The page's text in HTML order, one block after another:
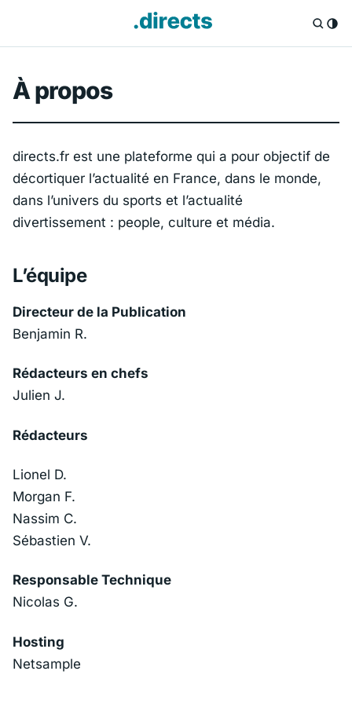
À propos
directs.fr est une plateforme qui a pour objectif de
décortiquer l’actualité en France, dans le monde,
dans l’univers du sports et l’actualité
divertissement : people, culture et média.
L’équipe
Directeur de la Publication
Benjamin R.
Rédacteurs en chefs
Julien J.
Rédacteurs
Lionel D.
Morgan F.
Nassim C.
Sébastien V.
Responsable Technique
Nicolas G.
Hosting
Netsample